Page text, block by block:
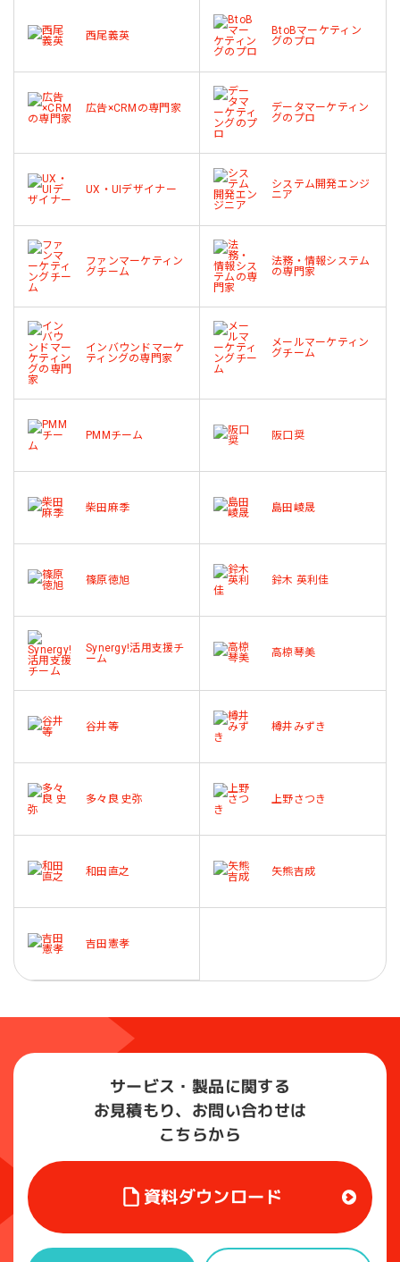
西尾義英
BtoBマーケティン
グのプロ
広告×CRMの専門家
データマーケティン
グのプロ
UX・UIデザイナー
システム開発エンジ
ニア
ファンマーケティン
グチーム
法務・情報システム
の専門家
インバウンドマーケ
ティングの専門家
メールマーケティン
グチーム
PMMチーム 阪口奨
柴田麻季 島田崚晟
篠原徳旭 鈴木 英利佳
Synergy!活用支援チ
ーム
高椋琴美
谷井等 樽井みずき
多々良 史弥 上野さつき
和田直之 矢熊吉成
吉田憲孝
サービス・製品に関する
お見積もり、お問い合わせは
こちらから
資料ダウンロード